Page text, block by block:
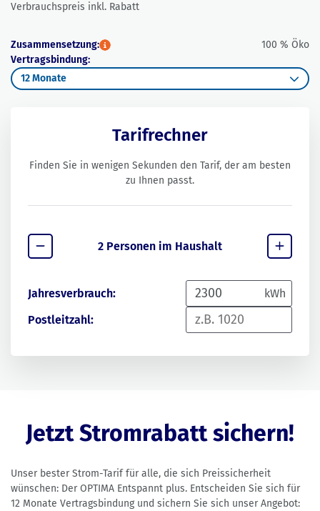
Verbrauchspreis inkl. Rabatt
Zusammensetzung:
100 % Öko
Vertragsbindung:
12 Monate
Tarifrechner
Finden Sie in wenigen Sekunden den Tarif, der am besten
zu Ihnen passt.
2 Personen im Haushalt
Jahresverbrauch:
kWh
Postleitzahl:
Jetzt Stromrabatt sichern!
Unser bester Strom-Tarif für alle, die sich Preissicherheit
wünschen: Der OPTIMA Entspannt plus. Entscheiden Sie sich für
12 Monate Vertragsbindung und sichern Sie sich unser Angebot: